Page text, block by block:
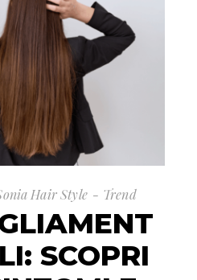
Hair Style Trend
SCOPRI